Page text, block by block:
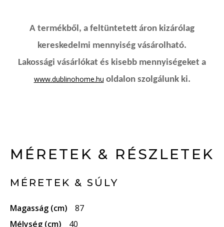
A termékből, a feltüntetett áron kizárólag
kereskedelmi mennyiség vásárolható.
Lakossági vásárlókat és kisebb mennyiségeket a
www.dublinohome.hu oldalon szolgálunk ki.
MÉRETEK & RÉSZLETEK
MÉRETEK & SÚLY
Magasság (cm)
87
Mélység (cm)
40